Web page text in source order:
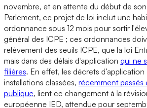
novembre, et en attente du début de
Parlement, ce projet de loi inclut une
ordonnance sous 12 mois pour sortir
général des ICPE ; ces ordonnances
relèvement des seuils ICPE, que la loi
mais dans des délais d'application qui ne
filières. En effet, les décrets
installations classées, récemment
publique, lient ce changement à la
européenne IED, attendue pour